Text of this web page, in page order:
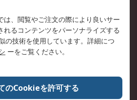
採用情報
知ら
コーポレートサイト
RSの歴史
英語）
認証について
は、閲覧やご注文の際により良いサー
れるコンテンツをパーソナライズする
の技術を使用しています。詳細につ
ーをご覧ください。
のCookieを許可する